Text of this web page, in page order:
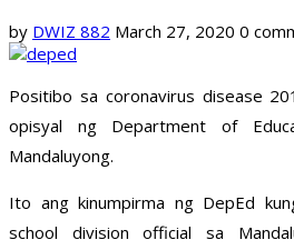
by DWIZ 882 March 27, 2020 0
Positibo sa coronavirus disease
opisyal ng Department of
Mandaluyong.
Ito ang kinumpirma ng DepEd
school division official sa